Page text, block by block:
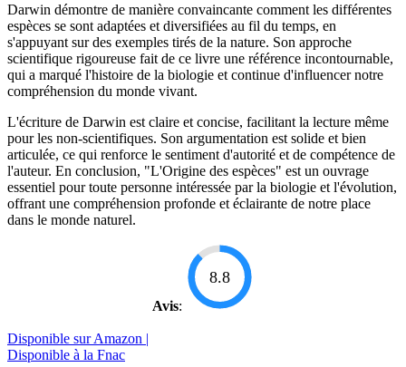
Darwin démontre de manière convaincante comment les différentes
espèces se sont adaptées et diversifiées au fil du temps, en
s'appuyant sur des exemples tirés de la nature. Son approche
scientifique rigoureuse fait de ce livre une référence incontournable,
qui a marqué l'histoire de la biologie et continue d'influencer notre
compréhension du monde vivant.
L'écriture de Darwin est claire et concise, facilitant la lecture même
pour les non-scientifiques. Son argumentation est solide et bien
articulée, ce qui renforce le sentiment d'autorité et de compétence de
l'auteur. En conclusion, "L'Origine des espèces" est un ouvrage
essentiel pour toute personne intéressée par la biologie et l'évolution,
offrant une compréhension profonde et éclairante de notre place
dans le monde naturel.
Avis:
8.8
Disponible sur Amazon |
Disponible à la Fnac